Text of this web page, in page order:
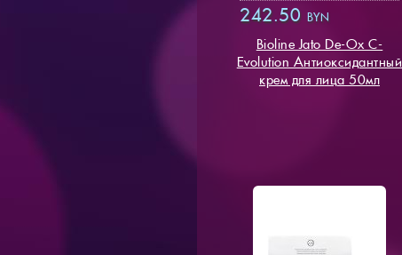
242.50 BYN
Bioline Jato De-Ox C-
Evolution Антиоксидантный
крем для лица 50мл